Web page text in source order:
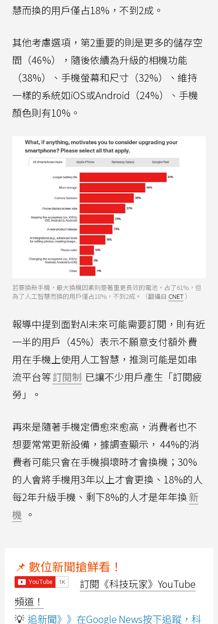
慧而換的用戶僅占18%，不到2成。
其他考慮選項，第2重要的則是更多的儲存空
間（46%），隨後依續為升級的相機功能
（38%）、手機螢幕和尺寸（32%）、維持
一樣的系統如iOS或Android（24%）、手機
顏色則有10%。
若要換新手機，最大換機因素則是著重更長效的電池，占了61%，但
為了人工智慧而換的用戶僅占18%，不到2成。（翻攝自 CNET ）
報導中提到面對AI未來可能需要訂閱，則有近
一半的用戶（45%）表示不願意支付額外費
用在手機上使用人工智慧，推測可能是如串
流平台等訂閱制 已讓不少用戶產生「訂閱疲
勞」。
再來是隨著手機定價愈來愈高，消費者也不
想要常常更新設備，據調查顯示， 44%的消
費者可能只會在手機損壞時才會換機；30%
的人會將手機用3年以上才會更換、18%的人
每2年升級手機、剩下8%的人才是年年換新
機 。
📌 數位新聞搶鮮看！
訂閱《科技玩家》YouTube
頻道！
💡 追新聞》》在Google News按下追蹤，科